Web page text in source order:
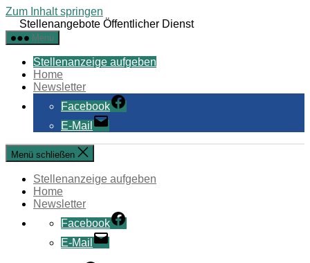
Zum Inhalt springen
Stellenangebote Öffentlicher Dienst
Menü
Stellenanzeige aufgeben
Home
Newsletter
Facebook
E-Mail
Menü schließen
Stellenanzeige aufgeben
Home
Newsletter
Facebook
E-Mail